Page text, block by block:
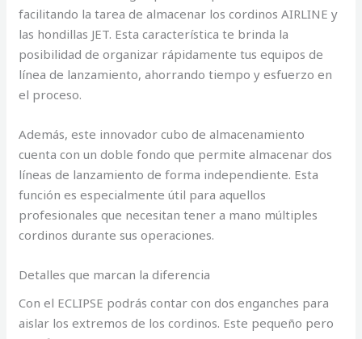
facilitando la tarea de almacenar los cordinos AIRLINE y
las hondillas JET. Esta característica te brinda la
posibilidad de organizar rápidamente tus equipos de
línea de lanzamiento, ahorrando tiempo y esfuerzo en
el proceso.
Además, este innovador cubo de almacenamiento
cuenta con un doble fondo que permite almacenar dos
líneas de lanzamiento de forma independiente. Esta
función es especialmente útil para aquellos
profesionales que necesitan tener a mano múltiples
cordinos durante sus operaciones.
Detalles que marcan la diferencia
Con el ECLIPSE podrás contar con dos enganches para
aislar los extremos de los cordinos. Este pequeño pero